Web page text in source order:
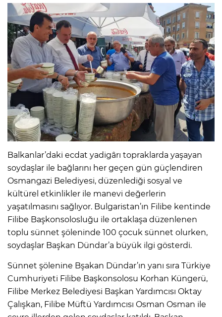
Balkanlar’daki ecdat yadigârı topraklarda yaşayan
soydaşlar ile bağlarını her geçen gün güçlendiren
Osmangazi Belediyesi, düzenlediği sosyal ve
kültürel etkinlikler ile manevi değerlerin
yaşatılmasını sağlıyor. Bulgaristan’ın Filibe kentinde
Filibe Başkonsolosluğu ile ortaklaşa düzenlenen
toplu sünnet şöleninde 100 çocuk sünnet olurken,
soydaşlar Başkan Dündar’a büyük ilgi gösterdi.
Sünnet şölenine Bşakan Dündar’ın yanı sıra Türkiye
Cumhuriyeti Filibe Başkonsolosu Korhan Küngerü,
Filibe Merkez Belediyesi Başkan Yardımcısı Oktay
Çalışkan, Filibe Müftü Yardımcısı Osman Osman ile